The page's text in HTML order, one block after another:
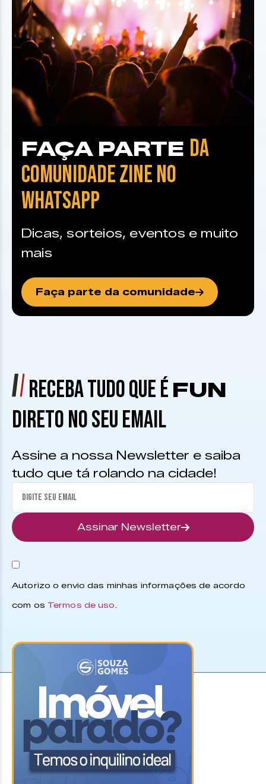
FAÇA PARTE DA
COMUNIDADE ZINE NO
WHATSAPP
Dicas, sorteios, eventos e muito
mais
Faça parte da comunidade
RECEBA TUDO QUE É FUN
DIRETO NO SEU EMAIL
Assine a nossa Newsletter e saiba
tudo que tá rolando na cidade!
Assinar Newsletter
Autorizo o envio das minhas informações de acordo
com os Termos de uso.